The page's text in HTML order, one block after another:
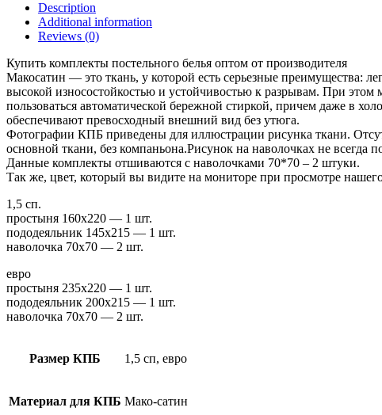
Description
Additional information
Reviews (0)
Купить комплекты постельного белья оптом от производителя
Макосатин — это ткань, у которой есть серьезные преимущества:
высокой износостойкостью и устойчивостью к разрывам. При
пользоваться автоматической бережной стиркой, причем даже в
обеспечивают превосходный внешний вид без утюга.
Фотографии КПБ приведены для иллюстрации рисунка ткани.
основной ткани, без компаньона.Рисунок на наволочках не всегда
Данные комплекты отшиваются с наволочками 70*70 – 2 штуки.
Так же, цвет, который вы видите на мониторе при просмотре нашего
1,5 сп.
простыня 160х220 — 1 шт.
пододеяльник 145х215 — 1 шт.
наволочка 70х70 — 2 шт.
евро
простыня 235х220 — 1 шт.
пододеяльник 200х215 — 1 шт.
наволочка 70х70 — 2 шт.
Размер КПБ 1,5 сп, евро
Материал для КПБ Мако-сатин